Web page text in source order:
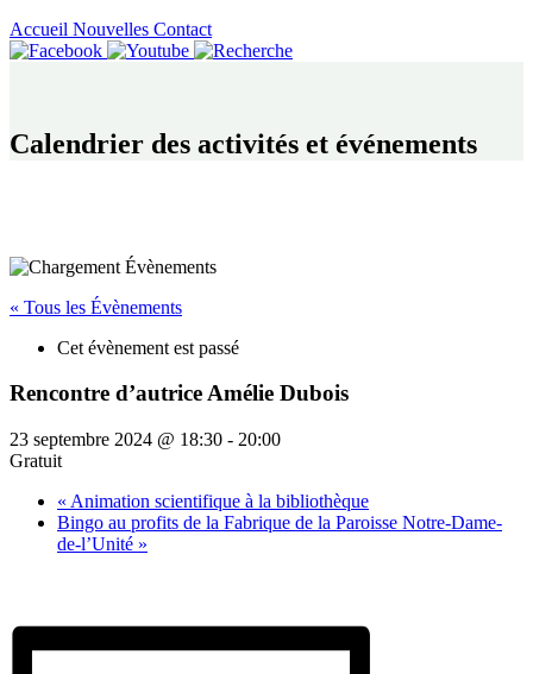
Accueil Nouvelles Contact
Calendrier des activités et événements
« Tous les Évènements
Cet évènement est passé
Rencontre d’autrice Amélie Dubois
23 septembre 2024 @ 18:30 - 20:00
Gratuit
« Animation scientifique à la bibliothèque
Bingo au profits de la Fabrique de la Paroisse Notre-Dame-
de-l’Unité »